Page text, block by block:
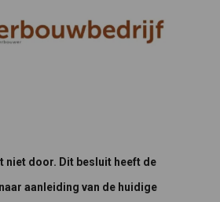
niet door. Dit besluit heeft de
aanleiding van de huidige